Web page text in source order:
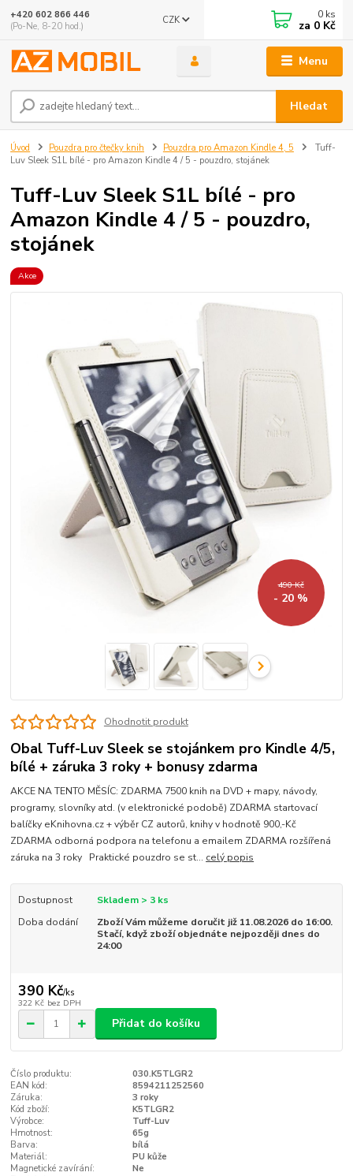
Menu
CZK
Hledat
+420 602 866 446
(Po-Ne, 8-20 hod.)
0 ks
za 0 Kč
Úvod Pouzdra pro čtečky knih Pouzdra pro Amazon Kindle 4, 5
Tuff-
Luv Sleek S1L bílé - pro Amazon Kindle 4 / 5 - pouzdro, stojánek
Tuff-Luv Sleek S1L bílé - pro
Amazon Kindle 4 / 5 - pouzdro,
stojánek
Akce
490 Kč
- 20 %
Ohodnotit produkt
Obal Tuff-Luv Sleek se stojánkem pro Kindle 4/5,
bílé + záruka 3 roky + bonusy zdarma
AKCE NA TENTO MĚSÍC: ZDARMA 7500 knih na DVD + mapy, návody,
programy, slovníky atd. (v elektronické podobě) ZDARMA startovací
balíčky eKnihovna.cz + výběr CZ autorů, knihy v hodnotě 900,-Kč
ZDARMA odborná podpora na telefonu a emailem ZDARMA rozšířená
záruka na 3 roky Praktické pouzdro se st... celý popis
Dostupnost
Skladem > 3 ks
Doba dodání
Zboží Vám můžeme doručit již 11.08.2026 do 16:00.
Stačí, když zboží objednáte nejpozději dnes do
24:00
390 Kč/ks
322 Kč bez DPH
Přidat do košíku
Číslo produktu:
030.K5TLGR2
EAN kód:
8594211252560
Záruka:
3 roky
Kód zboží:
K5TLGR2
Výrobce:
Tuff-Luv
Hmotnost:
65g
Barva:
bílá
Materiál:
PU kůže
Magnetické zavírání:
Ne